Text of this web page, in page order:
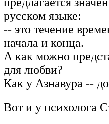
русском языке:
-- это течение
начала и конца.
А как можно
для любви?
Как у Азнавура --
Вот и у психолога